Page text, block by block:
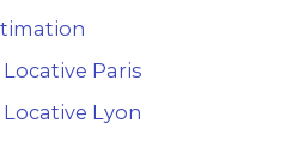
Paris
Lyon